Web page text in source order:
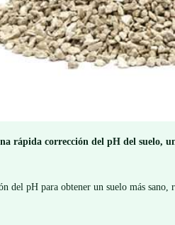
rápida corrección del pH del suelo,
del pH para obtener un suelo más